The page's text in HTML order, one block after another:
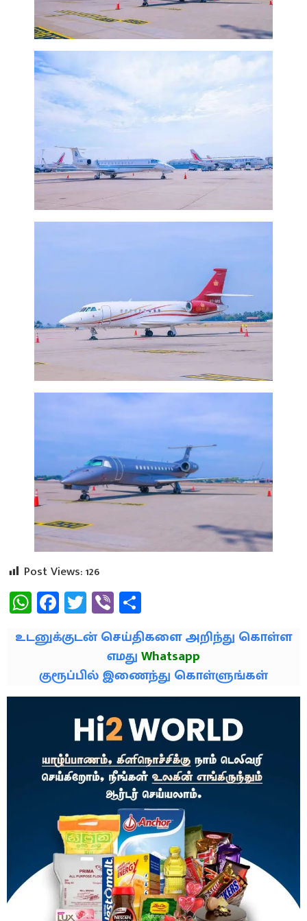
Post Views:126
WhatsApp
Facebook
Twitter
Viber
உடனுக்குடன் செய்திகளை அறிந்து கொள்ள
எமதுWhatsapp
குரூப்பில் இணைந்து கொள்ளுங்கள்